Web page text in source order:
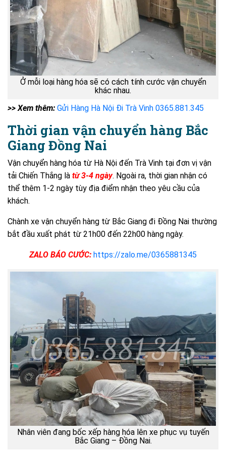
Ở mỗi loại hàng hóa sẽ có cách tính cước vận chuyển
khác nhau.
>> Xem thêm: Gửi Hàng Hà Nội Đi Trà Vinh 0365.881.345
Thời gian vận chuyển hàng Bắc
Giang Đồng Nai
Vận chuyển hàng hóa từ Hà Nội đến Trà Vinh tại đơn vị vận
tải Chiến Thắng là từ 3-4 ngày. Ngoài ra, thời gian nhận có
thể thêm 1-2 ngày tùy địa điểm nhận theo yêu cầu của
khách.
Chành xe vận chuyển hàng từ Bắc Giang đi Đồng Nai thường
bắt đầu xuất phát từ 21h00 đến 22h00 hàng ngày.
ZALO BÁO CƯỚC: https://zalo.me/0365881345
Nhân viên đang bốc xếp hàng hóa lên xe phục vụ tuyến
Bắc Giang – Đồng Nai.